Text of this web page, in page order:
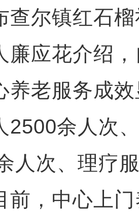
尔镇红石榴
廉应花介绍
养老服务成
2500余人次
人次、理疗
前，中心上